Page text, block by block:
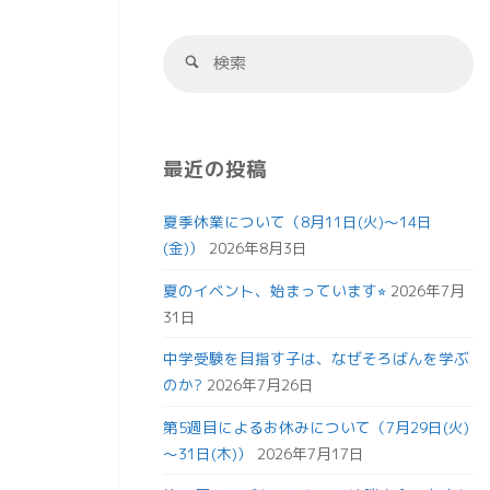
最近の投稿
夏季休業について（8月11日(火)～14日
(金)）
2026年8月3日
夏のイベント、始まっています⭐︎ 2026年7月
31日
中学受験を目指す子は、なぜそろばんを学ぶ
のか? 2026年7月26日
第5週目によるお休みについて（7月29日(火)
～31日(木)）
2026年7月17日